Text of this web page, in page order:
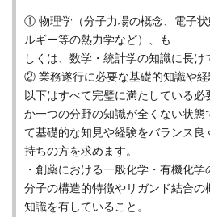
① 物理学（分子力場の概念、電子
ルギー等の熱力学など）、も
しくは、数学・統計学の知識に長け
② 業務遂行に必要な基礎的知識や
以下はすべて完璧に満たしている
か一つの分野の知識が全くない状
て基礎的な知見や経験をバランス良
持ちの方を求めます。
・創薬における一般化学・有機化
分子の構造的特徴やリガンド結合
知識を有していること。